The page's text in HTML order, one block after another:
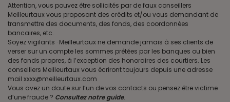
Attention, vous pouvez être sollicités par de faux conseillers
Meilleurtaux vous proposant des crédits et/ou vous demandant de
transmettre des documents, des fonds, des coordonnées
bancaires, etc.
Soyez vigilants · Meilleurtaux ne demande jamais à ses clients de
verser sur un compte les sommes prêtées par les banques ou bien
des fonds propres, à l’exception des honoraires des courtiers. Les
conseillers Meilleurtaux vous écriront toujours depuis une adresse
mail xxxx@meilleurtaux.com
Vous avez un doute sur l’un de vos contacts ou pensez être victime
d’une fraude ? Consultez notre guide.